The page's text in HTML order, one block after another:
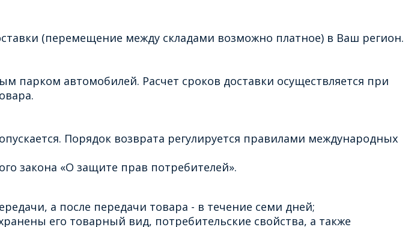
(перемещение между складами возможно платное) в Ваш регион.
парком автомобилей. Расчет сроков доставки осуществляется при
Порядок возврата регулируется правилами международных
закона «О защите прав потребителей».
а после передачи товара - в течение семи дней;
его товарный вид, потребительские свойства, а также